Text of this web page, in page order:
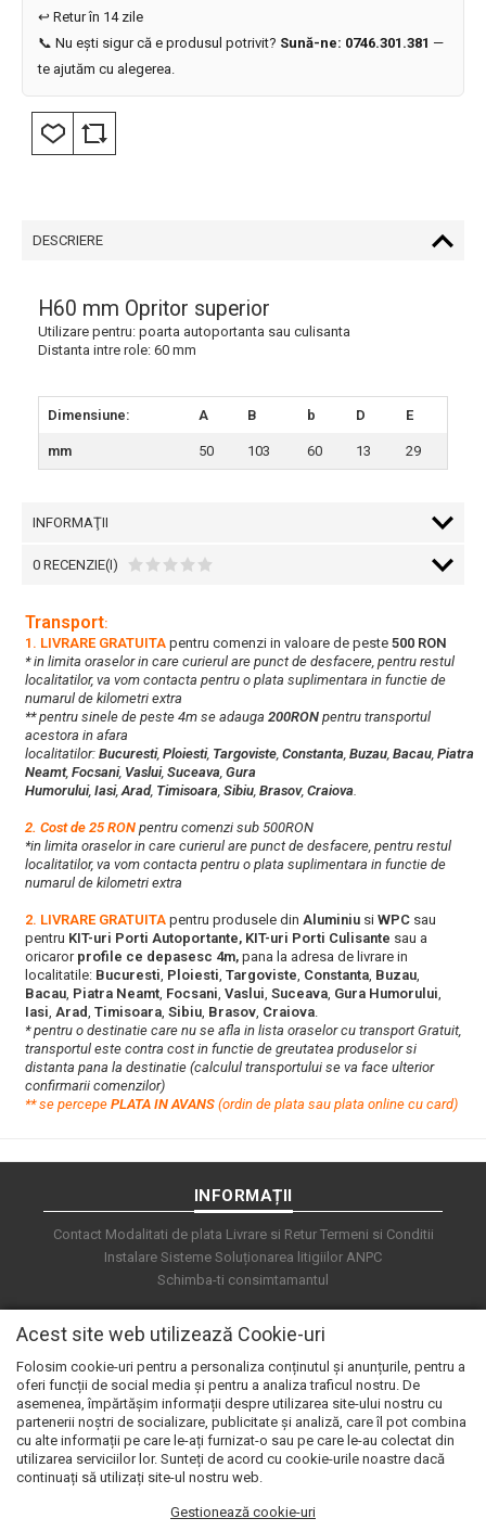
↩️ Retur în 14 zile
📞 Nu ești sigur că e produsul potrivit? Sună-ne: 0746.301.381 —
te ajutăm cu alegerea.
DESCRIERE
H60 mm Opritor superior
Utilizare pentru: poarta autoportanta sau culisanta
Distanta intre role: 60 mm
Dimensiune: A B b D E
mm 50 103 60 13 29
INFORMAŢII
0 RECENZIE(I)
Transport:
1. LIVRARE GRATUITA pentru comenzi in valoare de peste 500 RON
* in limita oraselor in care curierul are punct de desfacere, pentru restul
localitatilor, va vom contacta pentru o plata suplimentara in functie de
numarul de kilometri extra
** pentru sinele de peste 4m se adauga 200RON pentru transportul
acestora in afara
localitatilor: Bucuresti, Ploiesti, Targoviste, Constanta, Buzau, Bacau, Piatra
Neamt, Focsani, Vaslui, Suceava, Gura
Humorului, Iasi,Arad, Timisoara, Sibiu, Brasov, Craiova.
2. Cost de 25 RON pentru comenzi sub 500RON
*in limita oraselor in care curierul are punct de desfacere, pentru restul
localitatilor, va vom contacta pentru o plata suplimentara in functie de
numarul de kilometri extra
2. LIVRARE GRATUITA pentru produsele din Aluminiu si WPC sau
pentru KIT-uri Porti Autoportante, KIT-uri Porti Culisante sau a
oricarorprofile ce depasesc 4m, pana la adresa de livrare in
localitatile: Bucuresti, Ploiesti, Targoviste, Constanta, Buzau,
Bacau, Piatra Neamt, Focsani, Vaslui, Suceava, Gura Humorului,
Iasi, Arad, Timisoara, Sibiu, Brasov, Craiova.
* pentru o destinatie care nu se afla in lista oraselor cu transport Gratuit,
transportul este contra cost in functie de greutatea produselor si
distanta pana la destinatie (calculul transportului se va face ulterior
confirmarii comenzilor)
**se percepe PLATA IN AVANS (ordin de plata sau plata online cu card)
INFORMAȚII
Contact Modalitati de plata Livrare si Retur Termeni si Conditii
Instalare Sisteme Soluționarea litigiilor ANPC
Schimba-ti consimtamantul
Acest site web utilizează Cookie-uri
Folosim cookie-uri pentru a personaliza conținutul și anunțurile, pentru a
oferi funcții de social media și pentru a analiza traficul nostru. De
asemenea, împărtășim informații despre utilizarea site-ului nostru cu
partenerii noștri de socializare, publicitate și analiză, care îl pot combina
cu alte informații pe care le-ați furnizat-o sau pe care le-au colectat din
utilizarea serviciilor lor. Sunteți de acord cu cookie-urile noastre dacă
continuați să utilizați site-ul nostru web.
Gestionează cookie-uri